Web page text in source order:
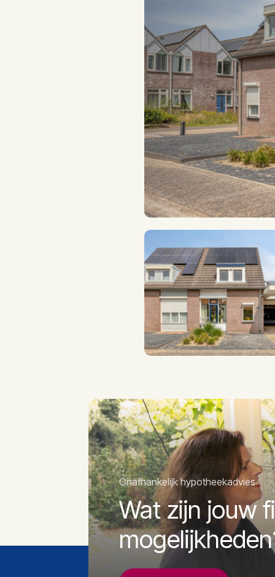
Ketel bouwjaar
Ketel gas/olie
Ketel eigendom
Energielabel
Oppervlakte
Tuin type(n)
Ligging hoofdtuin
Parkeerfaciliteit
Onafhankelijk hypotheekadvies
Wat zijn jouw